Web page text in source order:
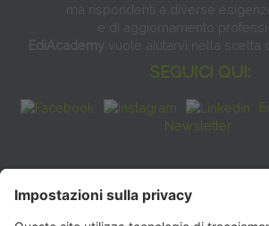
ma rispondenti a diverse
e di aggiornamento
EdiAcademy vuole aiutarvi nella scelta
SEGUICI QUI:
Newsletter
FAQ